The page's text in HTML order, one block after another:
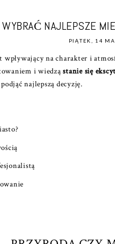
NAJLEPSZE
PIĄTEK, 14
wpływający na charakter i
i wiedząstanie się
najlepszą decyzję.